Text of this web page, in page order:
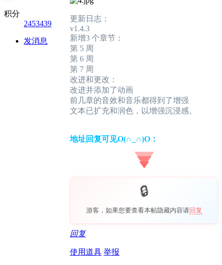
积分
2453439
发消息
更新日志：
v1.4.3
新增3 个章节：
第 5 周
第 6 周
第 7 周
改进和更改：
改进并添加了动画
前几章的音效和音乐都得到了增强
文本已扩充和润色，以增强沉浸感。
地址回复可见O(∩_∩)O：
游客，如果您要查看本帖隐藏内容请回复
回复
使用道具 举报